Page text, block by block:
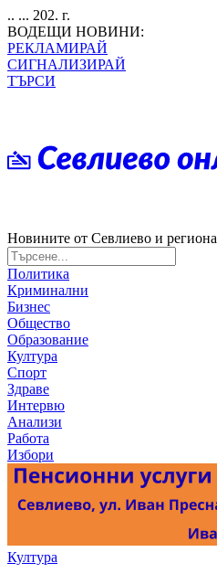
.. ... 202. г.
ВОДЕЩИ НОВИНИ:
РЕКЛАМИРАЙ
СИГНАЛИЗИРАЙ
ТЪРСИ
Новините от Севлиево и региона
Политика
Криминални
Бизнес
Общество
Образование
Култура
Спорт
Здраве
Интервю
Анализи
Работа
Избори
Култура